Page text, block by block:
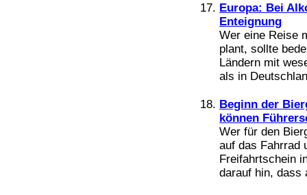
Europa: Bei
Enteignung
Wer eine Reise
plant, sollte
Ländern mit
als in
Beginn der
können
Wer für den
auf das Fahrrad
Freifahrtschein
darauf hin, dass